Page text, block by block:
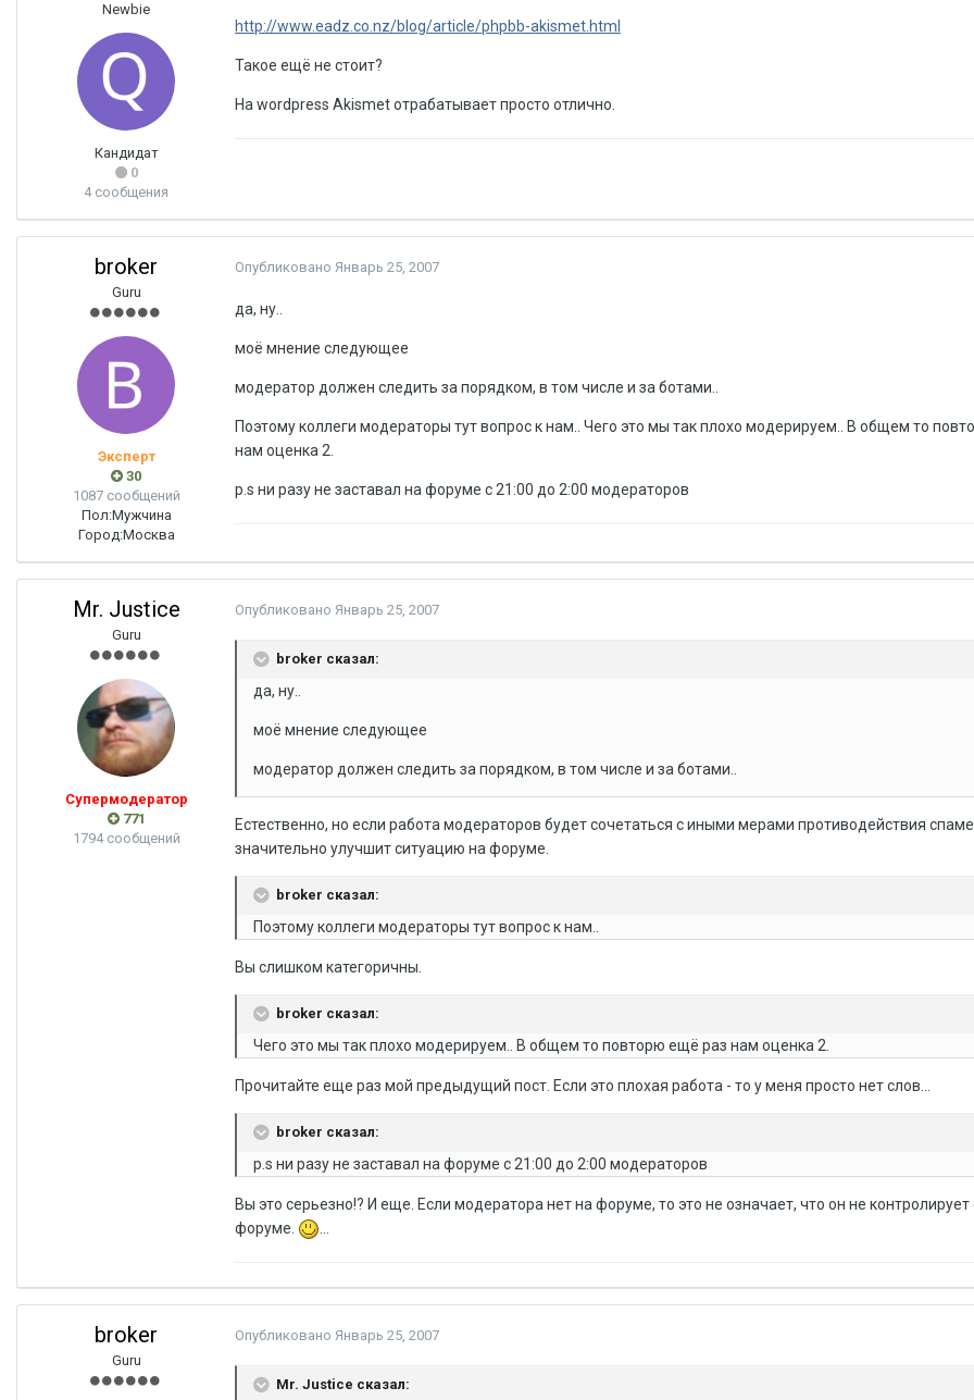
Newbie
Кандидат
0
4 сообщения
http://www.eadz.co.nz/blog/article/phpbb-akismet.html
Такое ещё не стоит?
На wordpress Akismet отрабатывает просто отлично.
broker
Guru
Эксперт
30
1087 сообщений
Пол:Мужчина
Город:Москва
Опубликовано Январь 25, 2007
да, ну..
моё мнение следующее
модератор должен следить за порядком, в том числе и за ботами..
Поэтому коллеги модераторы тут вопрос к нам.. Чего это мы так плохо модерируем.. В общем то
нам оценка 2.
p.s ни разу не заставал на форуме с 21:00 до 2:00 модераторов
Mr. Justice
Guru
Супермодератор
771
1794 сообщений
Опубликовано Январь 25, 2007
broker сказал:
да, ну..
моё мнение следующее
модератор должен следить за порядком, в том числе и за ботами..
Естественно, но если работа модераторов будет сочетаться с иными мерами противодействия
значительно улучшит ситуацию на форуме.
broker сказал:
Поэтому коллеги модераторы тут вопрос к нам..
Вы слишком категоричны.
broker сказал:
Чего это мы так плохо модерируем.. В общем то повторю ещё раз нам оценка 2.
Прочитайте еще раз мой предыдущий пост. Если это плохая работа - то у меня просто нет слов...
broker сказал:
p.s ни разу не заставал на форуме с 21:00 до 2:00 модераторов
Вы это серьезно!? И еще. Если модератора нет на форуме, то это не означает, что он не
форуме.
broker
Guru
Опубликовано Январь 25, 2007
Mr. Justice сказал: